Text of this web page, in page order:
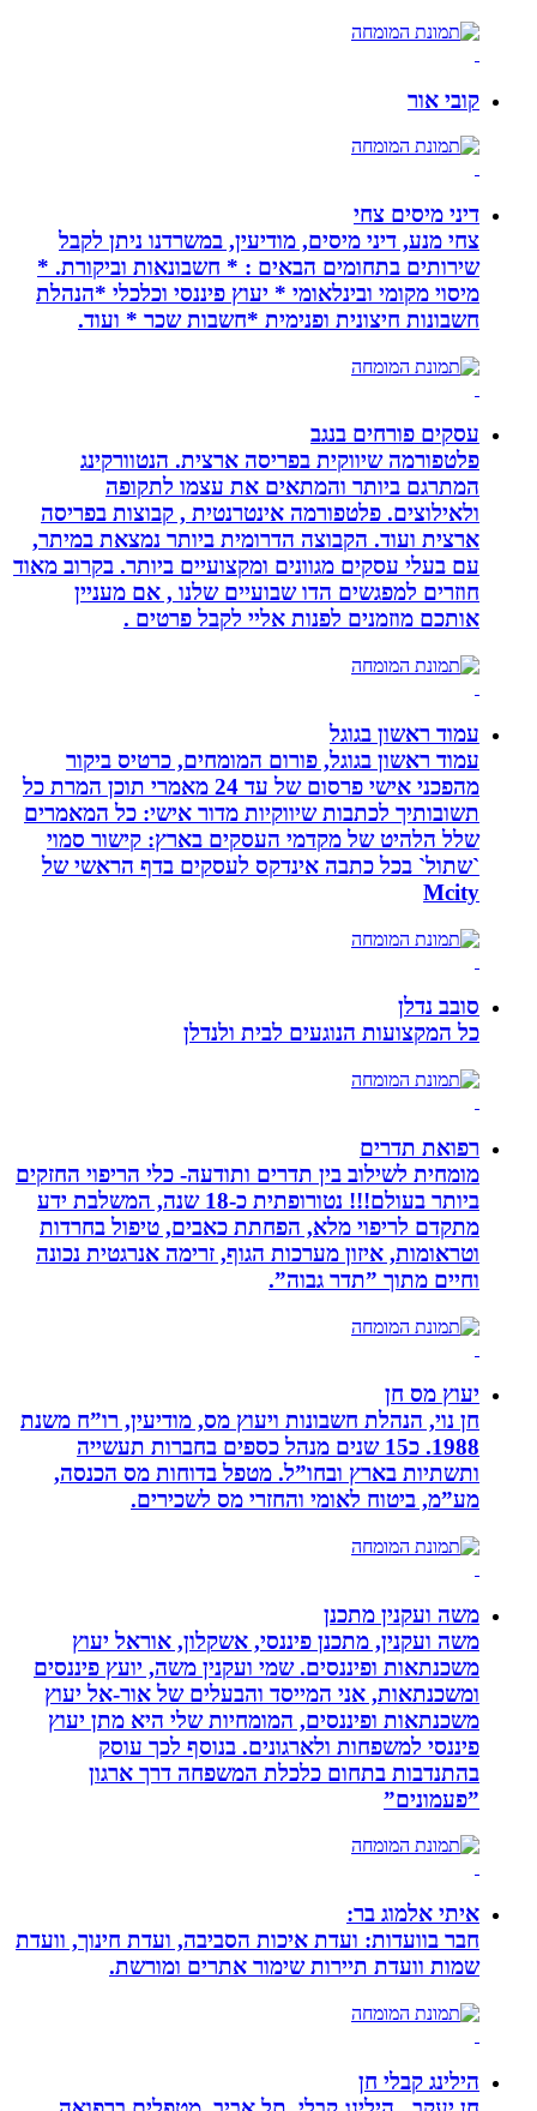
קובי אור
דיני מיסים צחי
צחי מנע, דיני מיסים, מודיעין, במשרדנו ניתן לקבל
שירותים בתחומים הבאים : * חשבונאות וביקורת. *
מיסוי מקומי ובינלאומי * יעוץ פיננסי וכלכלי *הנהלת
חשבונות חיצונית ופנימית *חשבות שכר * ועוד.
עסקים פורחים בנגב
פלטפורמה שיווקית בפריסה ארצית. הנטוורקינג
המתרגם ביותר והמתאים את עצמו לתקופה
ולאילוצים. פלטפורמה אינטרנטית , קבוצות בפריסה
ארצית ועוד. הקבוצה הדרומית ביותר נמצאת במיתר,
עם בעלי עסקים מגוונים ומקצועיים ביותר. בקרוב מאוד
חוזרים למפגשים הדו שבועיים שלנו , אם מעניין
אותכם מוזמנים לפנות אליי לקבל פרטים .
עמוד ראשון בגוגל
עמוד ראשון בגוגל, פורום המומחים, כרטיס ביקור
מהפכני אישי פרסום של עד 24 מאמרי תוכן המרת כל
תשובותיך לכתבות שיווקיות מדור אישי: כל המאמרים
שלל הלהיט של מקדמי העסקים בארץ: קישור סמוי
`שתול` בכל כתבה אינדקס לעסקים בדף הראשי של
Mcity
סובב נדלן
כל המקצועות הנוגעים לבית ולנדלן
רפואת תדרים
מומחית לשילוב בין תדרים ותודעה- כלי הריפוי החזקים
ביותר בעולם!!! נטורופתית כ-18 שנה, המשלבת ידע
מתקדם לריפוי מלא, הפחתת כאבים, טיפול בחרדות
וטראומות, איזון מערכות הגוף, זרימה אנרגטית נכונה
וחיים מתוך ”תדר גבוה”.
יעוץ מס חן
חן נוי, הנהלת חשבונות ויעוץ מס, מודיעין, רו”ח משנת
1988. כ15 שנים מנהל כספים בחברות תעשייה
ותשתיות בארץ ובחו”ל. מטפל בדוחות מס הכנסה,
מע”מ, ביטוח לאומי והחזרי מס לשכירים.
משה ועקנין מתכנן
משה ועקנין, מתכנן פיננסי, אשקלון, אוראל יעוץ
משכנתאות ופיננסים. שמי ועקנין משה, יועץ פיננסים
ומשכנתאות, אני המייסד והבעלים של אור-אל יעוץ
משכנתאות ופיננסים, המומחיות שלי היא מתן יעוץ
פיננסי למשפחות ולארגונים. בנוסף לכך עוסק
בהתנדבות בתחום כלכלת המשפחה דרך ארגון
”פעמונים”
איתי אלמוג בר:
חבר בוועדות: ועדת איכות הסביבה, ועדת חינוך, וועדת
שמות וועדת תיירות שימור אתרים ומורשת.
הילינג קבלי חן